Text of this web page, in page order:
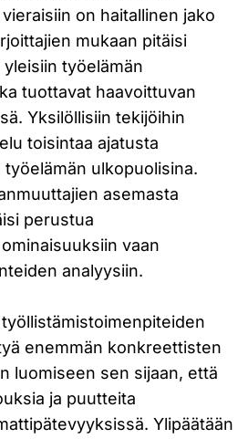
on haitallinen jako
mukaan pitäisi
työelämän
tuottavat haavoittuvan
Yksilöllisiin tekijöihin
toisintaa ajatusta
ulkopuolisina.
asemasta
perustua
vaan
analyysiin.
enemmän konkreettisten
luomiseen sen sijaan, että
ja puutteita
Ylipäätään